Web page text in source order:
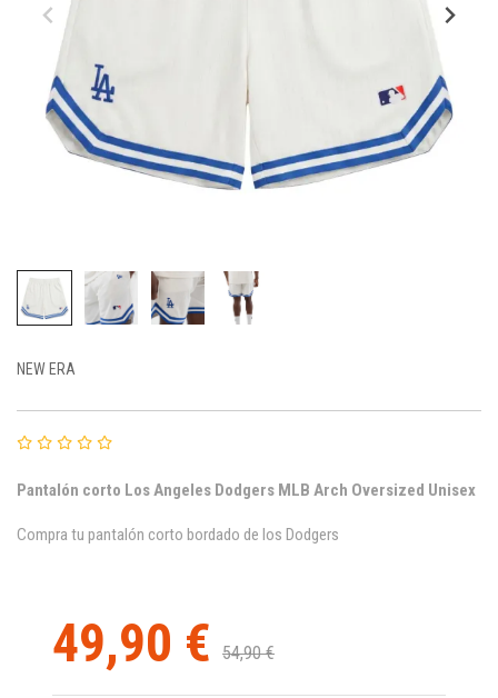
NEW ERA
Pantalón corto Los Angeles Dodgers MLB Arch Oversized Unisex
Compra tu pantalón corto bordado de los Dodgers
49,90 € 54,90 €